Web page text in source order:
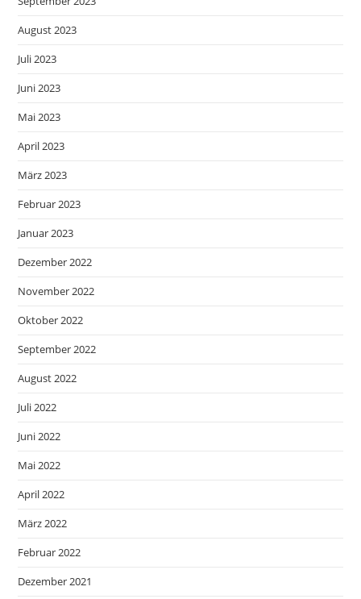
August 2023
Juli 2023
Juni 2023
Mai 2023
April 2023
März 2023
Februar 2023
Januar 2023
Dezember 2022
November 2022
Oktober 2022
September 2022
August 2022
Juli 2022
Juni 2022
Mai 2022
April 2022
März 2022
Februar 2022
Dezember 2021